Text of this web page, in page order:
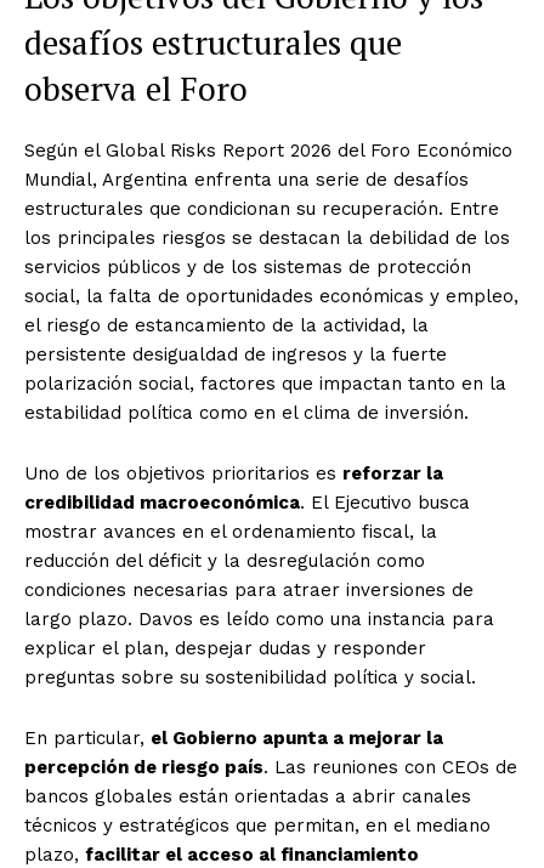
desafíos estructurales que
observa el Foro
Según el Global Risks Report 2026 del Foro Económico
Mundial, Argentina enfrenta una serie de desafíos
estructurales que condicionan su recuperación. Entre
los principales riesgos se destacan la debilidad de los
servicios públicos y de los sistemas de protección
social, la falta de oportunidades económicas y empleo,
el riesgo de estancamiento de la actividad, la
persistente desigualdad de ingresos y la fuerte
polarización social, factores que impactan tanto en la
estabilidad política como en el clima de inversión.
Uno de los objetivos prioritarios es reforzar la
credibilidad macroeconómica. El Ejecutivo busca
mostrar avances en el ordenamiento fiscal, la
reducción del déficit y la desregulación como
condiciones necesarias para atraer inversiones de
largo plazo. Davos es leído como una instancia para
explicar el plan, despejar dudas y responder
preguntas sobre su sostenibilidad política y social.
En particular, el Gobierno apunta a mejorar la
percepción de riesgo país. Las reuniones con CEOs de
bancos globales están orientadas a abrir canales
técnicos y estratégicos que permitan, en el mediano
plazo, facilitar el acceso al financiamiento